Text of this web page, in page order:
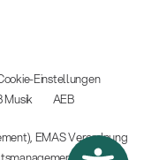
Einstellungen
Musik AEB
EMAS Verordnung